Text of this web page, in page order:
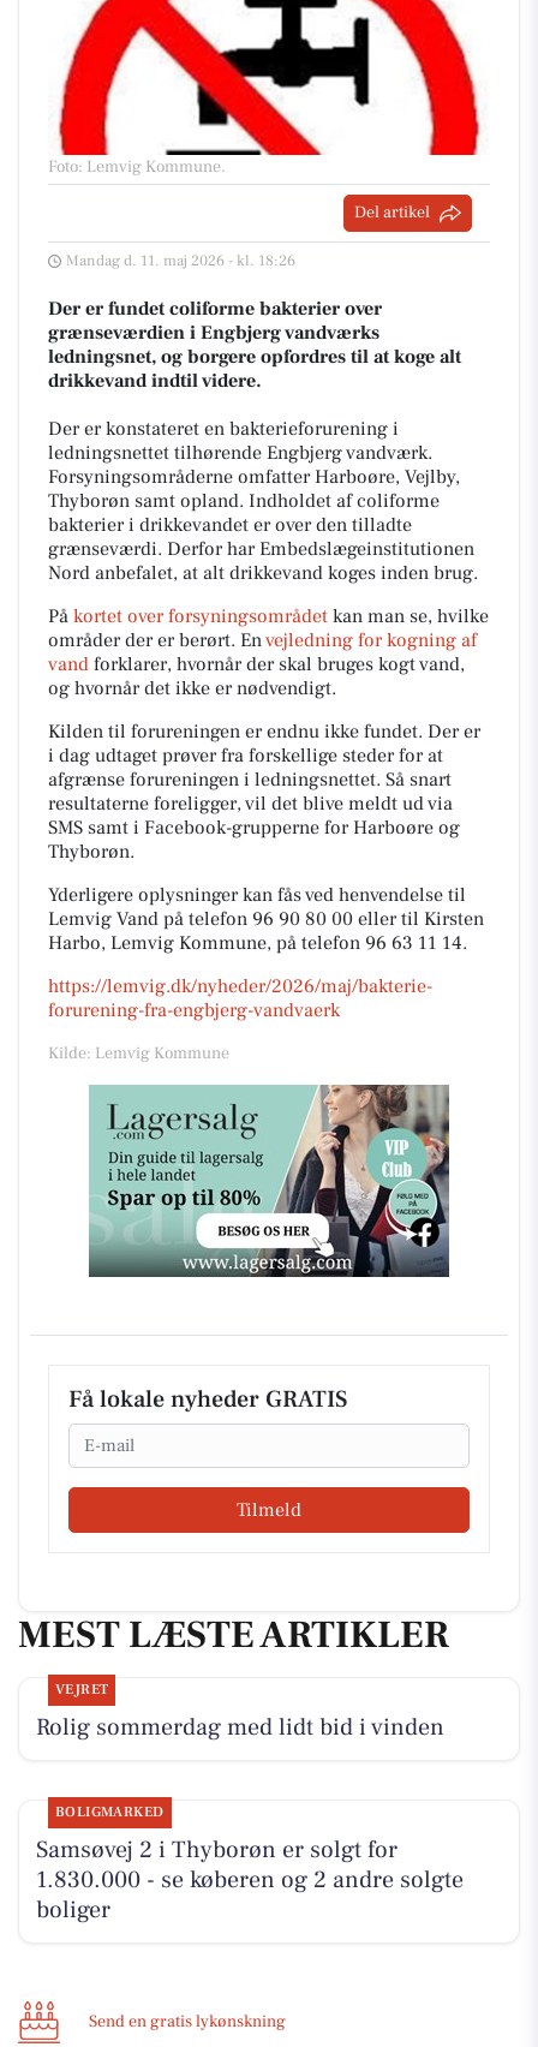
Foto: Lemvig Kommune.
Del artikel
Mandag d. 11. maj 2026 - kl. 18:26
Der er fundet coliforme bakterier over
grænseværdien i Engbjerg vandværks
ledningsnet, og borgere opfordres til at koge alt
drikkevand indtil videre.
Der er konstateret en bakterieforurening i
ledningsnettet tilhørende Engbjerg vandværk.
Forsyningsområderne omfatter Harboøre, Vejlby,
Thyborøn samt opland. Indholdet af coliforme
bakterier i drikkevandet er over den tilladte
grænseværdi. Derfor har Embedslægeinstitutionen
Nord anbefalet, at alt drikkevand koges inden brug.
På kortet over forsyningsområdet kan man se, hvilke
områder der er berørt. Envejledning for kogning af
vand forklarer, hvornår der skal bruges kogt vand,
og hvornår det ikke er nødvendigt.
Kilden til forureningen er endnu ikke fundet. Der er
i dag udtaget prøver fra forskellige steder for at
afgrænse forureningen i ledningsnettet. Så snart
resultaterne foreligger, vil det blive meldt ud via
SMS samt i Facebook-grupperne for Harboøre og
Thyborøn.
Yderligere oplysninger kan fås ved henvendelse til
Lemvig Vand på telefon 96 90 80 00 eller til Kirsten
Harbo, Lemvig Kommune, på telefon 96 63 11 14.
https://lemvig.dk/nyheder/2026/maj/bakterie-
forurening-fra-engbjerg-vandvaerk
Kilde: Lemvig Kommune
Få lokale nyheder GRATIS
Email
Tilmeld
MEST LÆSTE ARTIKLER
VEJRET
Rolig sommerdag med lidt bid i vinden
BOLIGMARKED
Samsøvej 2 i Thyborøn er solgt for
1.830.000 - se køberen og 2 andre solgte
boliger
Send en gratis lykønskning